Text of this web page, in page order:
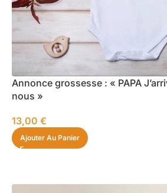
Annonce grossesse : « PAPA
nous »
13,00 €
Ajouter Au Panier